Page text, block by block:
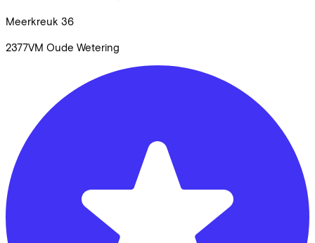
Meerkreuk 36
2377VM Oude Wetering